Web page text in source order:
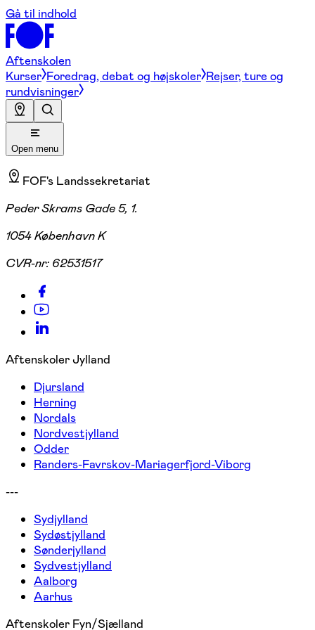
Gå til indhold
Aftenskolen
Kurser Foredrag, debat og højskoler Rejser, ture og
rundvisninger
Open menu
FOF's Landssekretariat
Peder Skrams Gade 5, 1.
1054 København K
CVR-nr: 62531517
Aftenskoler Jylland
Djursland
Herning
Nordals
Nordvestjylland
Odder
Randers-Favrskov-Mariagerfjord-Viborg
---
Sydjylland
Sydøstjylland
Sønderjylland
Sydvestjylland
Aalborg
Aarhus
Aftenskoler Fyn/Sjælland